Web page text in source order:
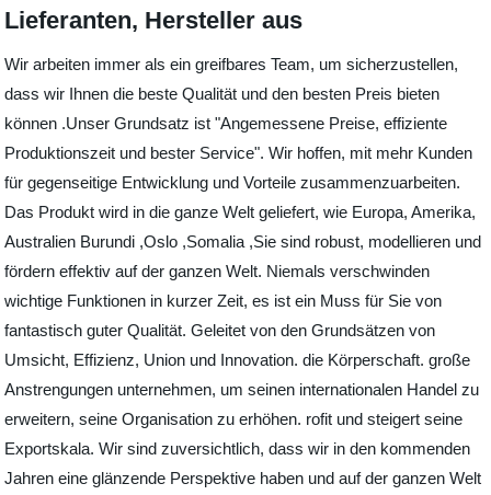
Lieferanten, Hersteller aus
Wir arbeiten immer als ein greifbares Team, um sicherzustellen,
dass wir Ihnen die beste Qualität und den besten Preis bieten
können .Unser Grundsatz ist "Angemessene Preise, effiziente
Produktionszeit und bester Service". Wir hoffen, mit mehr Kunden
für gegenseitige Entwicklung und Vorteile zusammenzuarbeiten.
Das Produkt wird in die ganze Welt geliefert, wie Europa, Amerika,
Australien Burundi ,Oslo ,Somalia ,Sie sind robust, modellieren und
fördern effektiv auf der ganzen Welt. Niemals verschwinden
wichtige Funktionen in kurzer Zeit, es ist ein Muss für Sie von
fantastisch guter Qualität. Geleitet von den Grundsätzen von
Umsicht, Effizienz, Union und Innovation. die Körperschaft. große
Anstrengungen unternehmen, um seinen internationalen Handel zu
erweitern, seine Organisation zu erhöhen. rofit und steigert seine
Exportskala. Wir sind zuversichtlich, dass wir in den kommenden
Jahren eine glänzende Perspektive haben und auf der ganzen Welt